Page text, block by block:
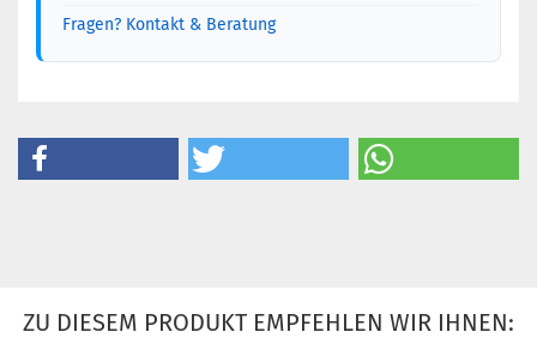
Fragen? Kontakt & Beratung
ZU DIESEM PRODUKT EMPFEHLEN WIR IHNEN: